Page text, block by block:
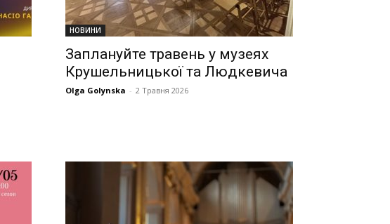
НОВИНИ
Заплануйте травень у музеях
Крушельницької та Людкевича
Olga Golynska - 2 Травня 2026